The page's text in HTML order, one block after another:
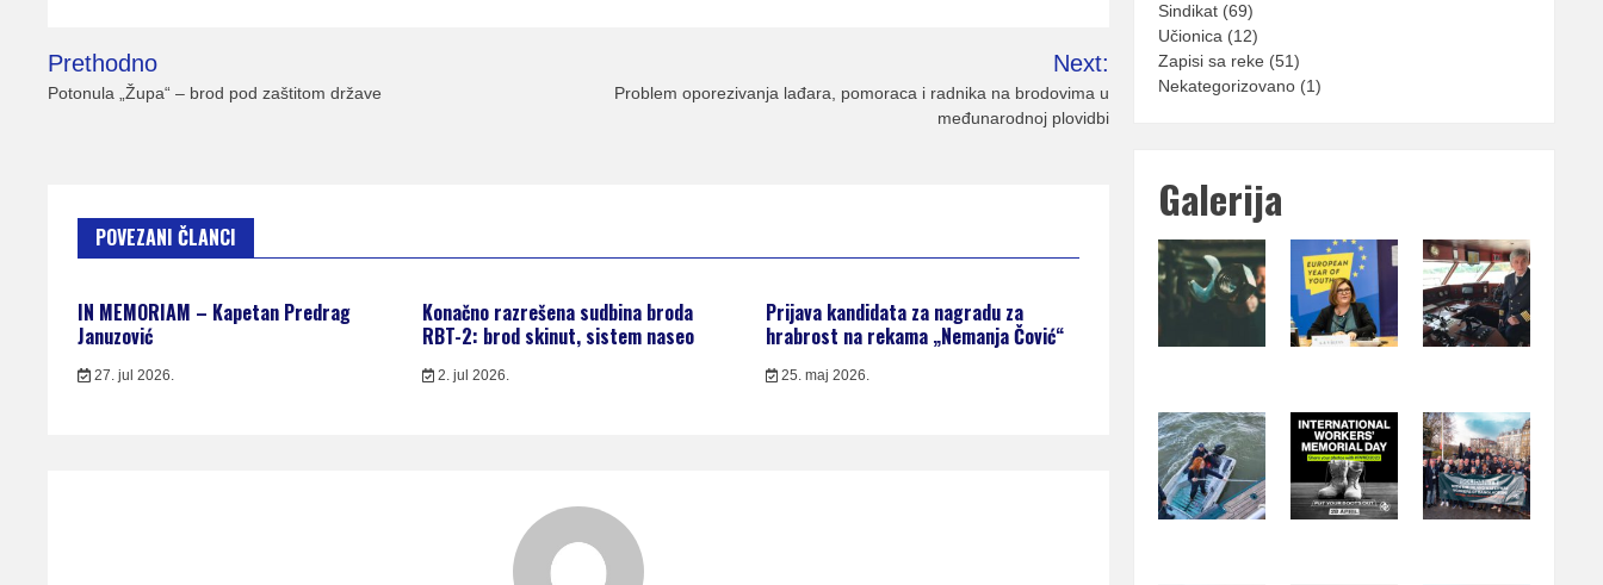
Kretanje
članka
Prethodno
Potonula „Župa“ – brod pod zaštitom države
Next:
Problem oporezivanja lađara, pomoraca i radnika na brodovima u
međunarodnoj plovidbi
POVEZANI ČLANCI
IN MEMORIAM – Kapetan Predrag
Januzović
27. jul 2026.
Konačno razrešena sudbina broda
RBT-2: brod skinut, sistem naseo
2. jul 2026.
Prijava kandidata za nagradu za
hrabrost na rekama „Nemanja Čović“
25. maj 2026.
Sindikat(69)
Učionica(12)
Zapisi sa reke (51)
Nekategorizovano(1)
Galerija